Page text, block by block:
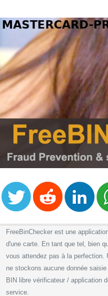
FreeBinChecker est une
d'une carte. En tant que tel, bien
vous attendez pas à la
ne stockons aucune donnée
BIN libre vérificateur / application
service.